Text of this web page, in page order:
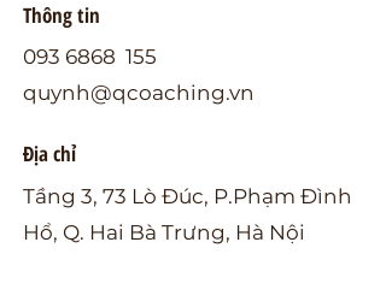
Thông tin
093 6868 155
quynh@qcoaching.vn
Địa chỉ
Tầng 3, 73 Lò Đúc, P.Phạm Đình
Hổ, Q. Hai Bà Trưng, Hà Nội